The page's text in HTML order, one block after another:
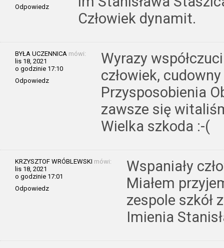
Odpowiedz
Człowiek dynamit.
BYŁA UCZENNICA mówi:
lis 18, 2021
o godzinie 17:10
Odpowiedz
Wyrazy
człowiek,
Przysposobienia
zawsze się
Wielka szkoda :-(
KRZYSZTOF WRÓBLEWSKI mówi:
lis 18, 2021
o godzinie 17:01
Odpowiedz
Wspaniały
Miałem
zespole szkół
Imienia